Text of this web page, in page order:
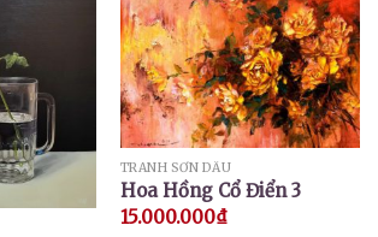
TRANH SƠN DẦU
Hoa Hồng Cổ Điển 3
15.000.000₫